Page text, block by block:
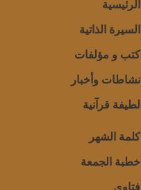
الرئيسية
السيرة الذاتية
كتب و مؤلفات
نشاطات وأخبار
لطيفة قرآنية
كلمة الشهر
خطبة الجمعة
فتاوى